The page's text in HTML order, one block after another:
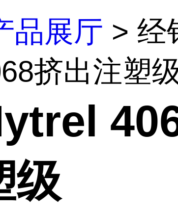
品展厅 > 经
挤出注塑
级